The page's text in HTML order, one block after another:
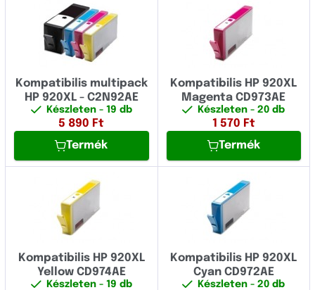
Kompatibilis multipack
HP 920XL - C2N92AE
Készleten - 19 db
5 890 Ft
Termék
Kompatibilis HP 920XL
Magenta CD973AE
Készleten- 20 db
1 570 Ft
Termék
Kompatibilis HP 920XL
Yellow CD974AE
Készleten - 19 db
Kompatibilis HP 920XL
Cyan CD972AE
Készleten- 20 db